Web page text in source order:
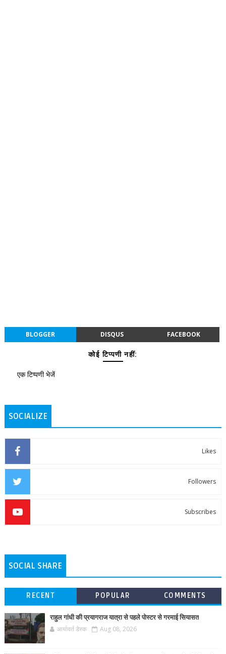
BLOGGER DISQUS FACEBOOK
कोई टिप्पणी नहीं:
एक टिप्पणी भेजें
SOCIALIZE
Likes
Followers
Subscribes
SOCIAL SHARE
RECENT POPULAR COMMENTS
राहुल गांधी की प्रयागराज यात्रा से पहले पोस्टर से गरमाई सियासत
आर्यावर्त डेस्क Aug 08, 2026